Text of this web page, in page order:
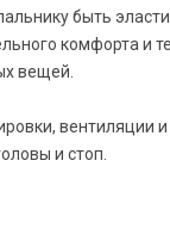
быть
комфорта и
вещей.
вентиляции
и стоп.